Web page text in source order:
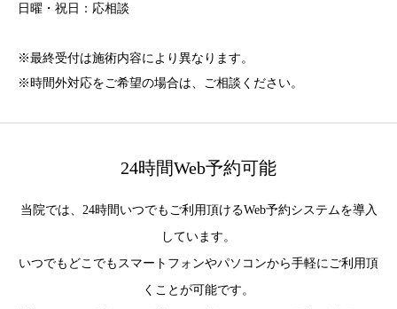
日曜・祝日：応相談
※最終受付は施術内容により異なります。
※時間外対応をご希望の場合は、ご相談ください。
24時間Web予約可能
当院では、24時間いつでもご利用頂けるWeb予約システムを導入
しています。
いつでもどこでもスマートフォンやパソコンから手軽にご利用頂
くことが可能です。